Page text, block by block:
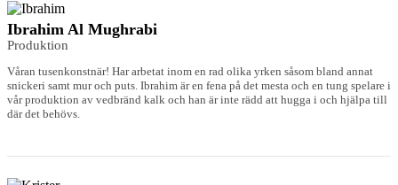
Ibrahim Al Mughrabi
Produktion
Våran tusenkonstnär! Har arbetat inom en rad olika yrken såsom bland annat
snickeri samt mur och puts. Ibrahim är en fena på det mesta och en tung spelare i
vår produktion av vedbränd kalk och han är inte rädd att hugga i och hjälpa till
där det behövs.